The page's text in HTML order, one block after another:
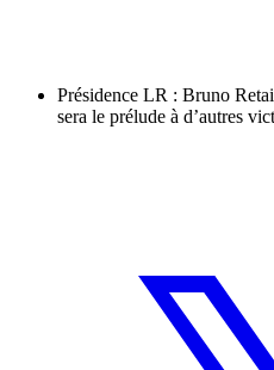
Présidence LR : Bruno
sera le prélude à d’autres